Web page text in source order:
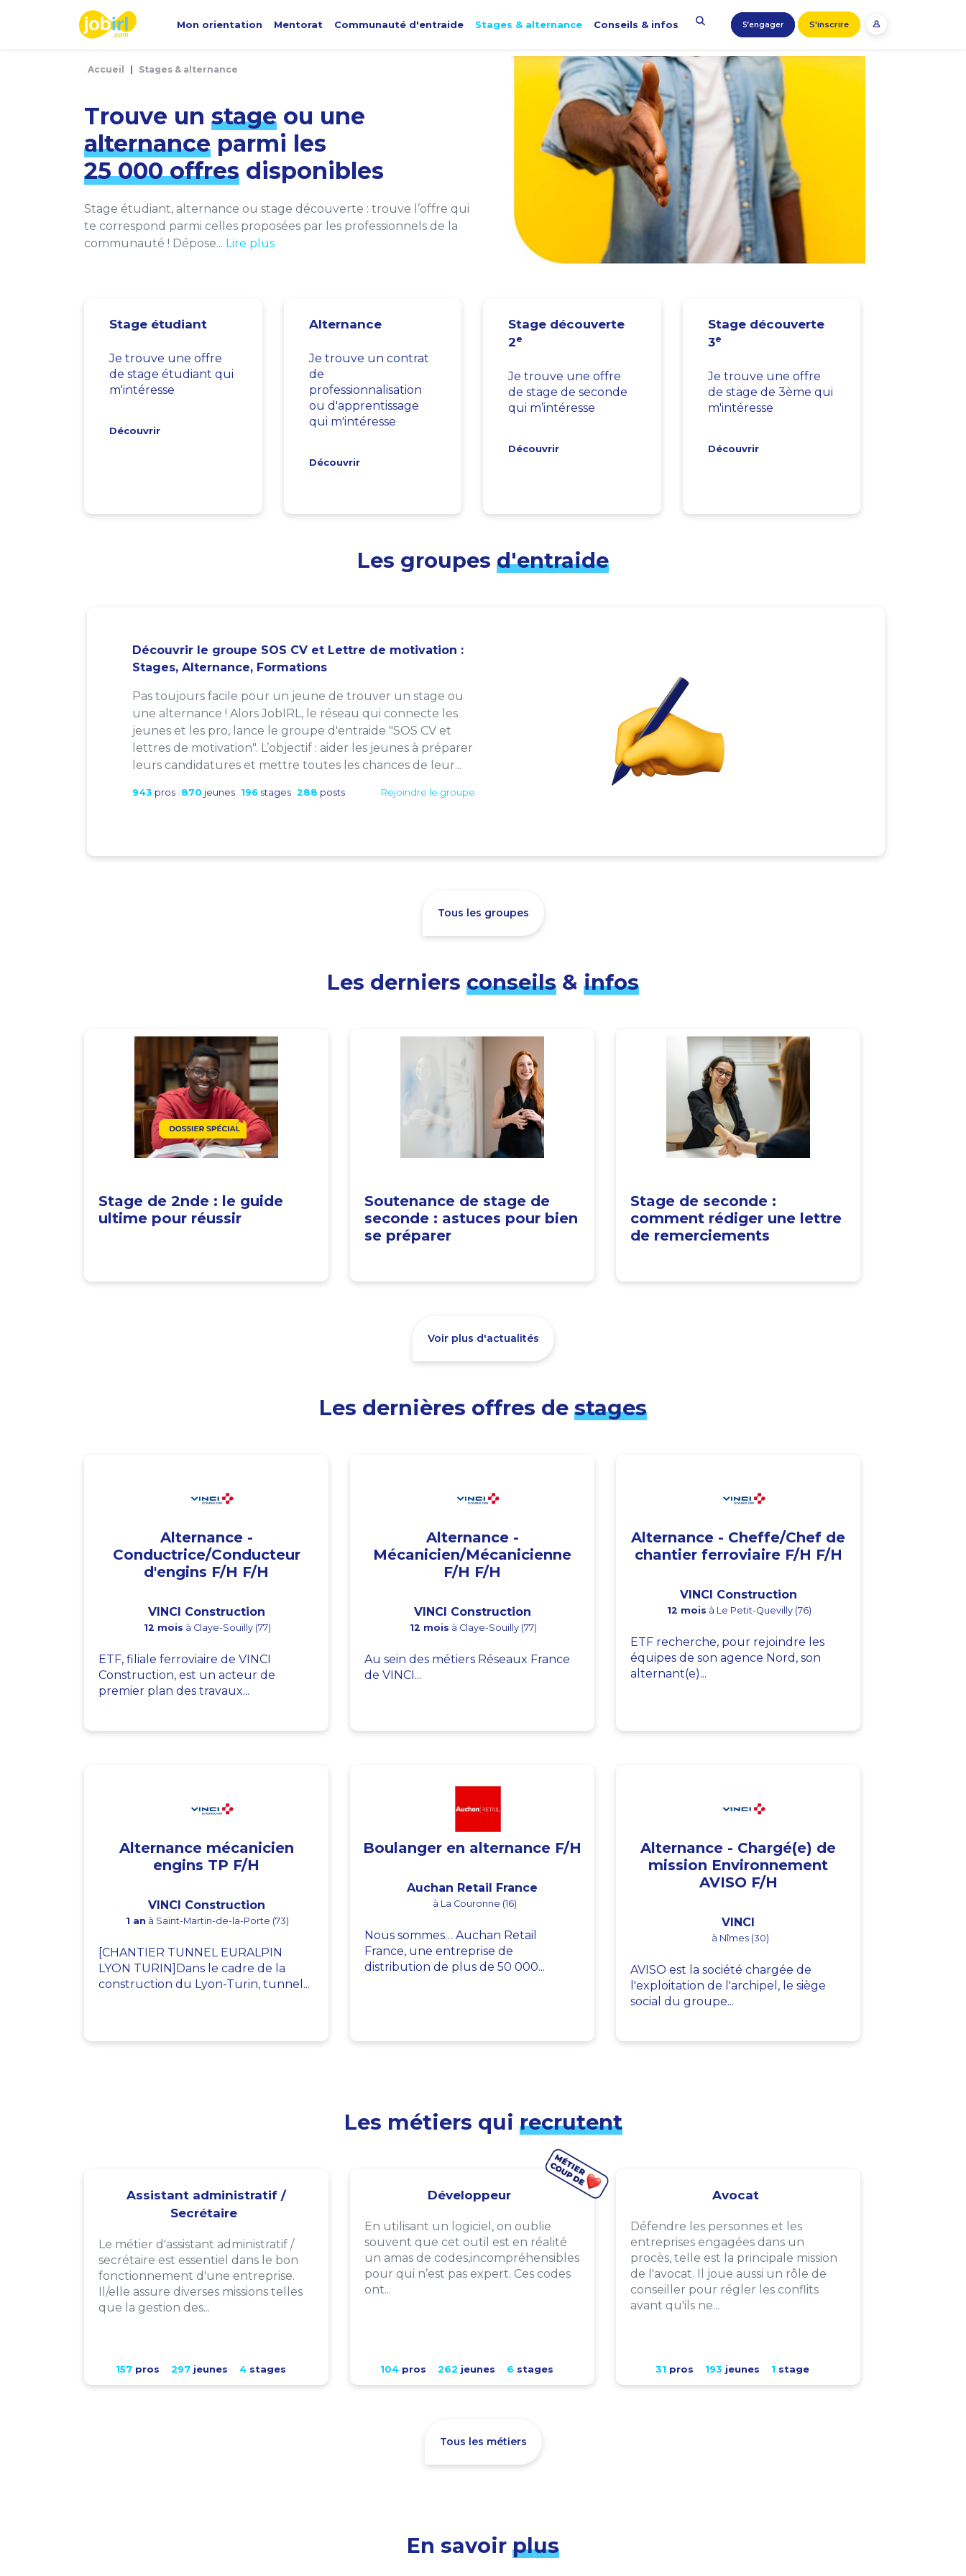
Mon orientation Mentorat Communauté d'entraide Stages & alternance Conseils & infos S’engager S'inscrire
Accueil Stages & alternance
Trouve un stage ou une
alternance parmi les
25 000 offres disponibles
Stage étudiant, alternance ou stage découverte : trouve l’offre qui
te correspond parmi celles proposées par les professionnels de la
communauté ! Dépose... Lire plus
Stage étudiant
Je trouve une offre
de stage étudiant qui
m'intéresse
Découvrir
Alternance
Je trouve un contrat
de
professionnalisation
ou d'apprentissage
qui m'intéresse
Découvrir
Stage découverte
2e
Je trouve une offre
de stage de seconde
qui m’intéresse
Découvrir
Stage découverte
3e
Je trouve une offre
de stage de 3ème qui
m'intéresse
Découvrir
Les groupes d'entraide
Découvrir le groupe SOS CV et Lettre de motivation :
Stages, Alternance, Formations
Pas toujours facile pour un jeune de trouver un stage ou
une alternance ! Alors JobIRL, le réseau qui connecte les
jeunes et les pro, lance le groupe d'entraide "SOS CV et
lettres de motivation". L’objectif : aider les jeunes à préparer
leurs candidatures et mettre toutes les chances de leur...
943 pros 870 jeunes 196 stages 288 posts Rejoindre le groupe
Tous les groupes
Les derniers conseils & infos
Stage de 2nde : le guide
ultime pour réussir
Soutenance de stage de
seconde : astuces pour bien
se préparer
Stage de seconde :
comment rédiger une lettre
de remerciements
Voir plus d'actualités
Les dernières offres de stages
Alternance -
Conductrice/Conducteur
d'engins F/H F/H
VINCI Construction
12 mois à Claye-Souilly (77)
ETF, filiale ferroviaire de VINCI
Construction, est un acteur de
premier plan des travaux...
Alternance -
Mécanicien/Mécanicienne
F/H F/H
VINCI Construction
12 mois à Claye-Souilly (77)
Au sein des métiers Réseaux France
de VINCI...
Alternance - Cheffe/Chef de
chantier ferroviaire F/H F/H
VINCI Construction
12 mois à Le Petit-Quevilly (76)
ETF recherche, pour rejoindre les
équipes de son agence Nord, son
alternant(e)...
Alternance mécanicien
engins TP F/H
VINCI Construction
1 an à Saint-Martin-de-la-Porte (73)
[CHANTIER TUNNEL EURALPIN
LYON TURIN]Dans le cadre de la
construction du Lyon-Turin, tunnel...
Boulanger en alternance F/H
Auchan Retail France
à La Couronne (16)
Nous sommes… Auchan Retail
France, une entreprise de
distribution de plus de 50 000...
Alternance - Chargé(e) de
mission Environnement
AVISO F/H
VINCI
à Nîmes (30)
AVISO est la société chargée de
l'exploitation de l'archipel, le siège
social du groupe...
Les métiers qui recrutent
Assistant administratif /
Secrétaire
Le métier d'assistant administratif /
secrétaire est essentiel dans le bon
fonctionnement d'une entreprise.
Il/elle assure diverses missions telles
que la gestion des...
157pros 297jeunes 4stages
Développeur
En utilisant un logiciel, on oublie
souvent que cet outil est en réalité
un amas de codes,incompréhensibles
pour qui n’est pas expert. Ces codes
ont...
104pros 262 jeunes 6 stages
Avocat
Défendre les personnes et les
entreprises engagées dans un
procès, telle est la principale mission
de l'avocat. Il joue aussi un rôle de
conseiller pour régler les conflits
avant qu'ils ne...
31 pros 193 jeunes 1 stage
Tous les métiers
En savoir plus
Panneau de gestion des cookies